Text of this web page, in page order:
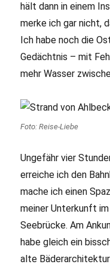
hält dann in einem
merke ich gar nicht,
Ich habe noch die
Gedächtnis – mit
mehr Wasser
Foto: Reise-Liebe
Ungefähr vier
erreiche ich den
mache ich einen
meiner Unterkunft
Seebrücke. Am
habe gleich ein
alte